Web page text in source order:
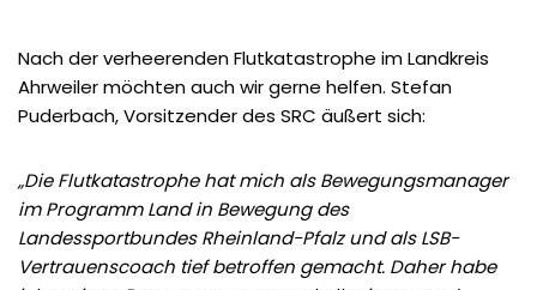
Nach der verheerenden Flutkatastrophe im Landkreis
Ahrweiler möchten auch wir gerne helfen. Stefan
Puderbach, Vorsitzender des SRC äußert sich:
„Die Flutkatastrophe hat mich als Bewegungsmanager
im Programm Land in Bewegung des
Landessportbundes Rheinland-Pfalz und als LSB-
Vertrauenscoach tief betroffen gemacht. Daher habe